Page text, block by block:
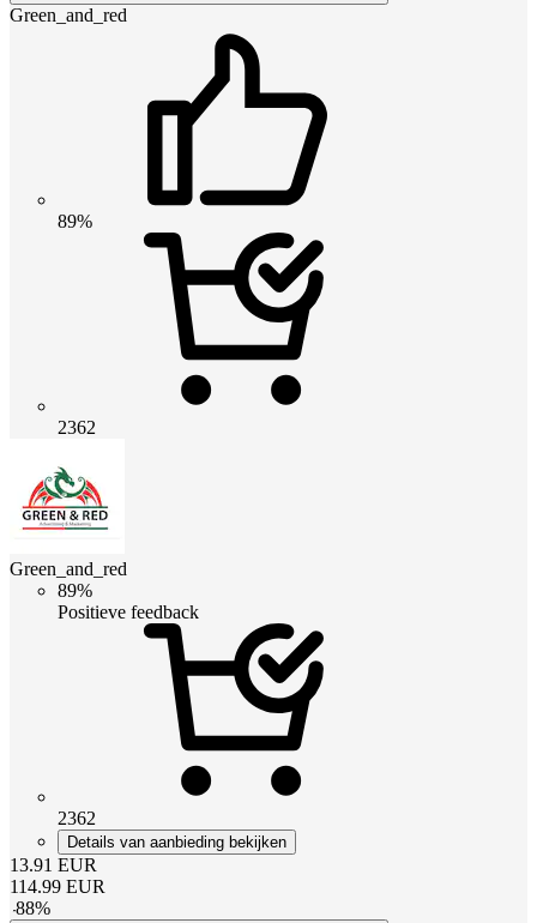
Green_and_red
89%
2362
Green_and_red
89%
Positieve feedback
2362
Details van aanbieding bekijken
13.91 EUR
114.99 EUR
-88%